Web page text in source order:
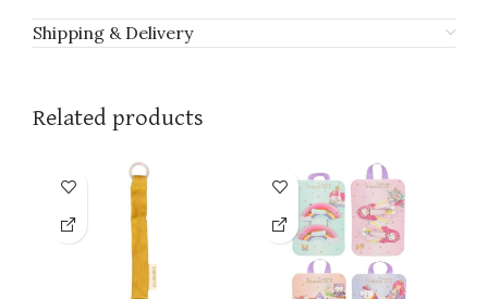
Shipping & Delivery
Related products